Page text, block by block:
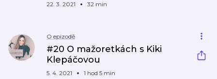
22. 3. 2021 32 min
O epizodě
#20 O mažoretkách s Kiki
Klepáčovou
5. 4. 2021 1 hod 5 min